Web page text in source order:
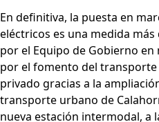
En definitiva, la puesta en
eléctricos es una medida
por el Equipo de Gobierno
por el fomento del
privado gracias a la
transporte urbano de
nueva estación intermodal, a